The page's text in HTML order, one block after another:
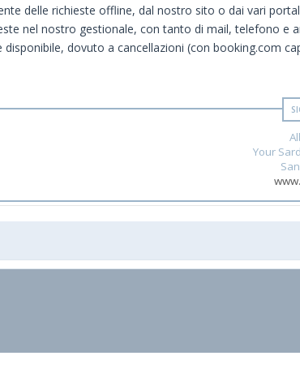
delle richieste offline, dal nostro sito o dai vari
nel nostro gestionale, con tanto di mail, telefono
dovuto a cancellazioni (con booking.com
Your